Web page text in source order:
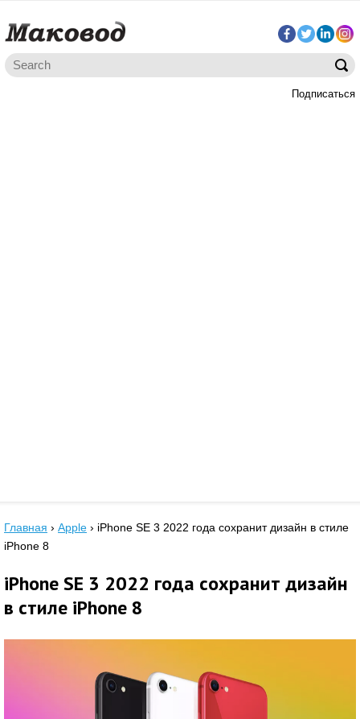
Подписаться
Главная › Apple › iPhone SE 3 2022 года сохранит дизайн в стиле
iPhone 8
iPhone SE 3 2022 года сохранит дизайн
в стиле iPhone 8